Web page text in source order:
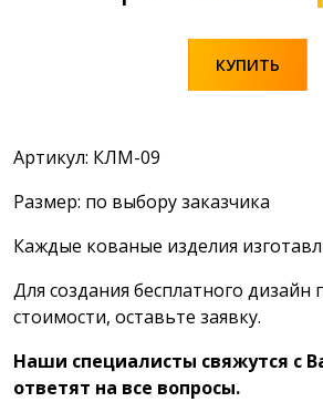
КУПИТЬ
Артикул: КЛМ-09
Размер: по выбору заказчика
Каждые кованые изделия
Для создания бесплатного дизайн
стоимости, оставьте заявку.
Наши специалисты свяжутся с
ответят на все вопросы.